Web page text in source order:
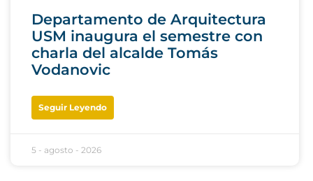
Departamento de Arquitectura
USM inaugura el semestre con
charla del alcalde Tomás
Vodanovic
Seguir Leyendo
5 - agosto - 2026